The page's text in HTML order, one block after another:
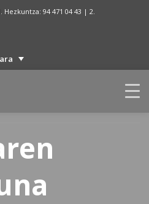
Hezkuntza: 94 471 04 43 | 2.